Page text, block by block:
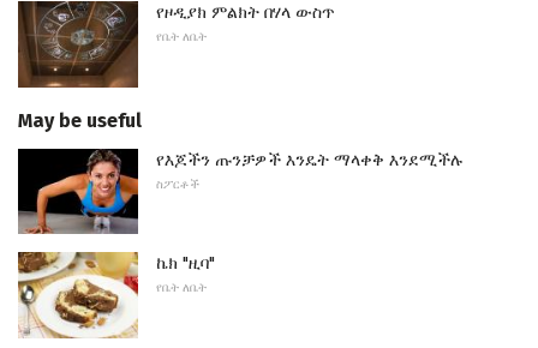
የዞዲያክ ምልክት በሃላ ውስጥ
የቤት ለቤት
May be useful
የእጆችን ጡንቻዎች እንዴት ማላቀቅ እንደሚችሉ
ስፖርቶች
ኬክ "ዚባ"
የቤት ለቤት